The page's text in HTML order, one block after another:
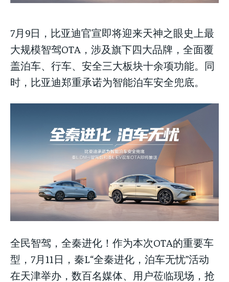
LIFESTYLE
LIFESTYLE
LIFESTYLE
7月9日，比亚迪官宣即将迎来天神之眼史上最
大规模智驾OTA，涉及旗下四大品牌，全面覆
盖泊车、行车、安全三大板块十余项功能。同
时，比亚迪郑重承诺为智能泊车安全兜底。
全民智驾，全秦进化！作为本次OTA的重要车
型，7月11日，秦L“全秦进化，泊车无忧”活动
在天津举办，数百名媒体、用户莅临现场，抢